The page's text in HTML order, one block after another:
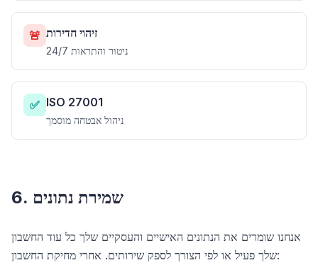
🚨 זיהוי חדירות
ניטור והתראות 24/7
✅ ISO 27001
ניהול אבטחה מוסמך
6. שמירת נתונים
אנחנו שומרים את הנתונים האישיים והעסקיים שלך כל עוד החשבון
שלך פעיל או לפי הצורך לספק שירותים. אחרי מחיקת החשבון: